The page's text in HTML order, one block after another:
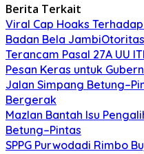
Berita Terkait
Viral Cap Hoaks
Badan Bela
Terancam Pasal 27A UU
Pesan Keras untuk
Jalan Simpang
Bergerak
Mazlan Bantah Isu
Betung–Pintas
SPPG Purwodadi Rimbo